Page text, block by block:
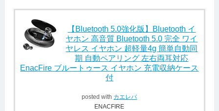
【Bluetooth 5.0強化版】Bluetooth イ
ヤホン 高音質 Bluetooth 5.0 完全 ワイ
ヤレス イヤホン 超軽量4g 簡単自動同
期 自動ペアリング 左右両耳対応
EnacFire ブルートゥース イヤホン 充電収納ケース
付
posted with カエレバ
ENACFIRE